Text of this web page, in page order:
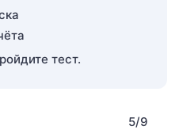
тест.
5/9